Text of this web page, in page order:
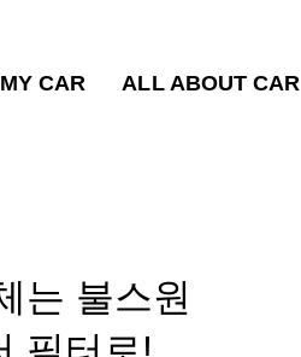
CAR ALL ABOUT CAR
는 불스원